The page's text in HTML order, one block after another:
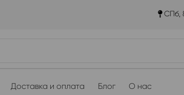
СПб,
Доставка и оплата Блог О нас